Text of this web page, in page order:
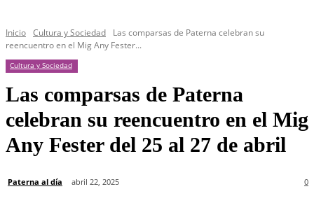
Inicio Cultura y Sociedad
Las comparsas de Paterna celebran su
reencuentro en el Mig Any Fester...
Cultura y Sociedad
Las comparsas de Paterna
celebran su reencuentro en el Mig
Any Fester del 25 al 27 de abril
Paterna al día abril 22, 2025 0